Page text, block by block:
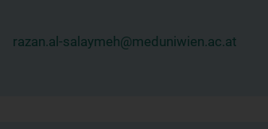
razan.al-salaymeh@meduniwien.ac.at